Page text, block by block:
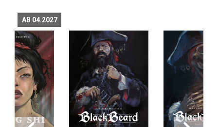
AB 04.2027